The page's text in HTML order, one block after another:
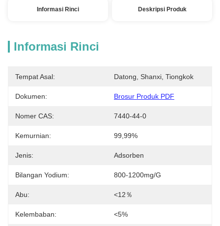
Informasi Rinci Deskripsi Produk
Informasi Rinci
Tempat Asal: Datong, Shanxi, Tiongkok
Dokumen: Brosur Produk PDF
Nomer CAS: 7440-44-0
Kemurnian: 99,99%
Jenis: Adsorben
Bilangan Yodium: 800-1200mg/g
Abu: <12％
Kelembaban: <5%